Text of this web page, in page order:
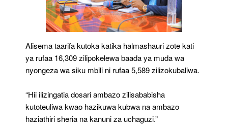
Alisema taarifa kutoka katika halmashauri zote kati
ya rufaa 16,309 zilipokelewa baada ya muda wa
nyongeza wa siku mbili ni rufaa 5,589 zilizokubaliwa.
“Hii ilizingatia dosari ambazo zilisababisha
kutoteuliwa kwao hazikuwa kubwa na ambazo
haziathiri sheria na kanuni za uchaguzi.”